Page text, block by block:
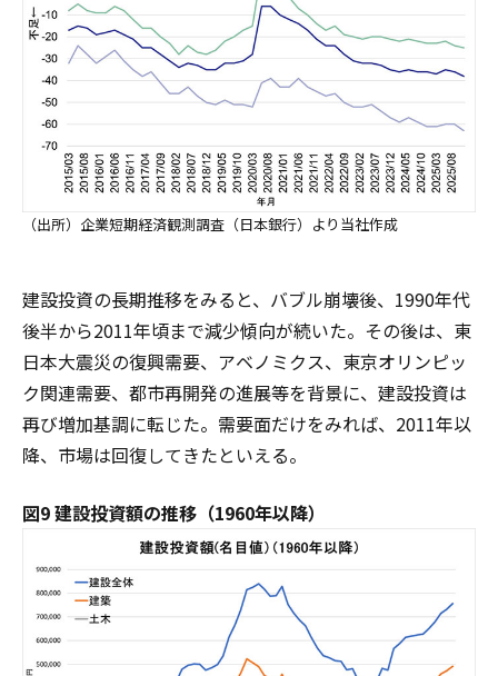
（出所）企業短期経済観測調査（日本銀行）より当社作成
建設投資の長期推移をみると、バブル崩壊後、1990年代
後半から2011年頃まで減少傾向が続いた。その後は、東
日本大震災の復興需要、アベノミクス、東京オリンピッ
ク関連需要、都市再開発の進展等を背景に、建設投資は
再び増加基調に転じた。需要面だけをみれば、2011年以
降、市場は回復してきたといえる。
図9 建設投資額の推移（1960年以降）